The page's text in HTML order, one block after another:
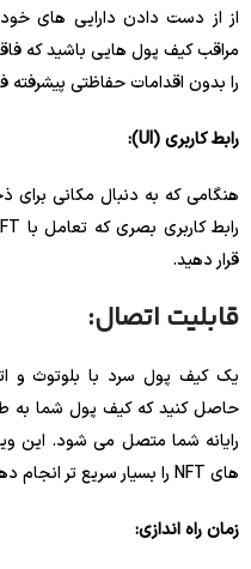
از از دست دادن دارایی های خود
مراقب کیف پول هایی باشید که
را بدون اقدامات حفاظتی پیشرفته
رابط کاربری (UI):
قرار دهید.
قابلیت اتصال:
یک کیف پول سرد با بلوتوث و
حاصل کنید که کیف پول شما به
رایانه شما متصل می شود. این
های NFT را بسیار سریع تر انجام دهید.
زمان راه اندازی: